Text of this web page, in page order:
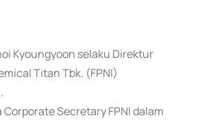
Kyoungyoon selaku Direktur
Titan Tbk. (FPNI)
Corporate Secretary FPNI dalam